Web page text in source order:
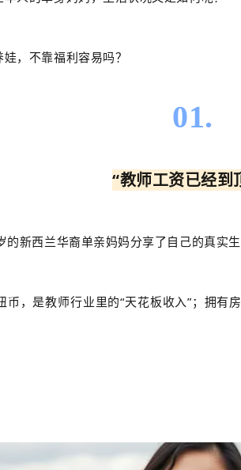
，不靠福利容易吗？
01.
“教师工资已经到
新西兰华裔单亲妈妈分享了自己的真实生
币，是教师行业里的“天花板收入”；拥有